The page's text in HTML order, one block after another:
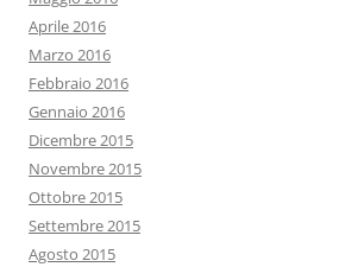
Aprile 2016
Marzo 2016
Febbraio 2016
Gennaio 2016
Dicembre 2015
Novembre 2015
Ottobre 2015
Settembre 2015
Agosto 2015